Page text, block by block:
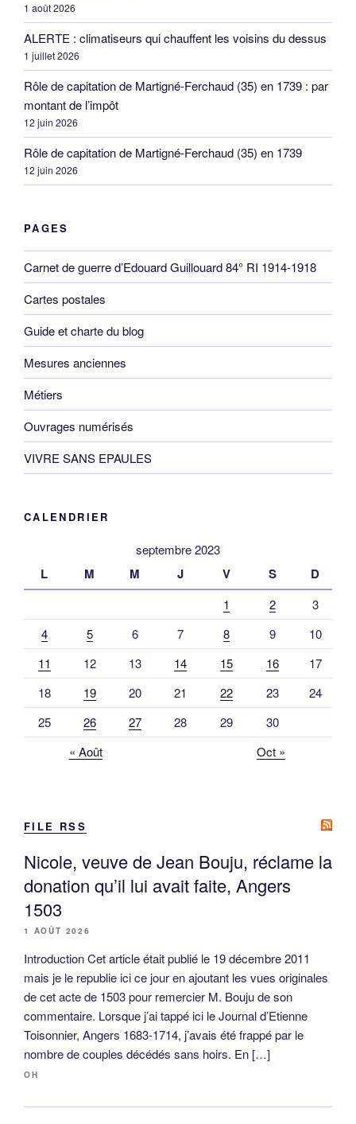
1 août 2026
ALERTE : climatiseurs qui chauffent les voisins du dessus
1 juillet 2026
Rôle de capitation de Martigné-Ferchaud (35) en 1739 : par
montant de l’impôt
12 juin 2026
Rôle de capitation de Martigné-Ferchaud (35) en 1739
12 juin 2026
PAGES
Carnet de guerre d’Edouard Guillouard 84° RI 1914-1918
Cartes postales
Guide et charte du blog
Mesures anciennes
Métiers
Ouvrages numérisés
VIVRE SANS EPAULES
CALENDRIER
septembre 2023
L M M J V S D
1 2
3
4
5 6 7 8 9
10
11
12 13 14 15 16
17
18
19 20 21 22 23
24
25
26 27 28 29
30
« Août
Oct »
FILE RSS
Nicole, veuve de Jean Bouju, réclame la
donation qu’il lui avait faite, Angers
1503
1 AOÛT 2026
Introduction Cet article était publié le 19 décembre 2011
mais je le republie ici ce jour en ajoutant les vues originales
de cet acte de 1503 pour remercier M. Bouju de son
commentaire. Lorsque j’ai tappé ici le Journal d’Etienne
Toisonnier, Angers 1683-1714, j’avais été frappé par le
nombre de couples décédés sans hoirs. En […]
OH